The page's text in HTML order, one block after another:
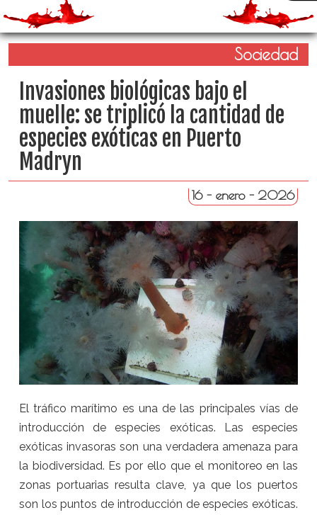
Sociedad
Invasiones biológicas bajo el
muelle: se triplicó la cantidad de
especies exóticas en Puerto
Madryn
16 - enero - 2026
El tráfico marítimo es una de las principales vías de
introducción de especies exóticas. Las especies
exóticas invasoras son una verdadera amenaza para
la biodiversidad. Es por ello que el monitoreo en las
zonas portuarias resulta clave, ya que los puertos
son los puntos de introducción de especies exóticas.